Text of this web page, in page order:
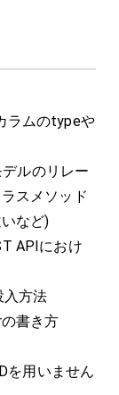
ラムのtypeや
ルのリレー
スメソッド
など)
APIにおけ
入方法
書き方
を用いません